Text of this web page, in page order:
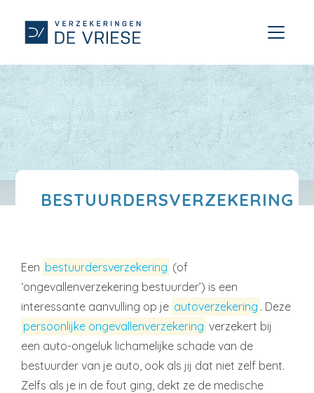
BESTUURDERSVERZEKERING
Een bestuurdersverzekering (of
‘ongevallenverzekering bestuurder’) is een
interessante aanvulling op je autoverzekering . Deze
persoonlijke ongevallenverzekering verzekert bij
een auto-ongeluk lichamelijke schade van de
bestuurder van je auto, ook als jij dat niet zelf bent.
Zelfs als je in de fout ging, dekt ze de medische